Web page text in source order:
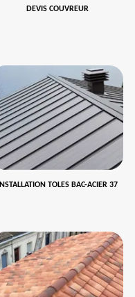
DEVIS COUVREUR
INSTALLATION TOLES BAC-ACIER 37